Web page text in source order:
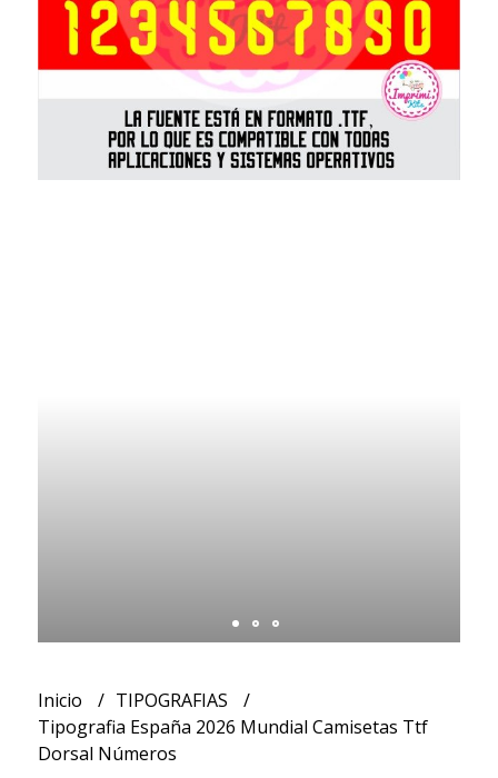
Inicio
TIPOGRAFIAS
Tipografia España 2026 Mundial Camisetas Ttf
Dorsal Números